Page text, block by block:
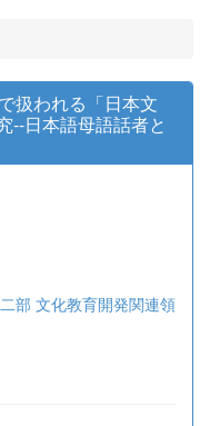
扱われる「日本文
--日本語母語話者と
部 文化教育開発関連領